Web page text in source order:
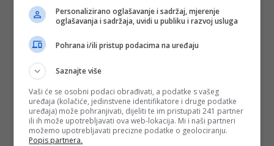
Personalizirano oglašavanje i sadržaj, mjerenje
oglašavanja i sadržaja, uvidi u publiku i razvoj usluga
Pohrana i/ili pristup podacima na uređaju
Saznajte više
Vaši će se osobni podaci obrađivati, a podatke s vašeg
uređaja (kolačiće, jedinstvene identifikatore i druge podatke
uređaja) može pohranjivati, dijeliti te im pristupati 241 partner
ili ih može upotrebljavati ova web-lokacija. Mi i naši partneri
možemo upotrebljavati precizne podatke o geolociranju.
Popis partnera.